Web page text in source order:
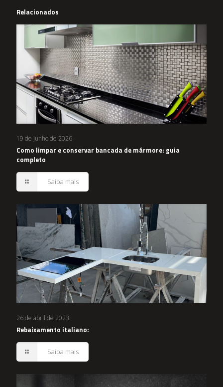
Relacionados
19 de junho de 2026
Como limpar e conservar bancada de mármore: guia
completo
Saiba mais
26 de abril de 2023
Rebaixamento italiano:
Saiba mais